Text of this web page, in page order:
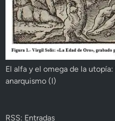
El alfa y el omega de la
anarquismo (I)
RSS: Entradas